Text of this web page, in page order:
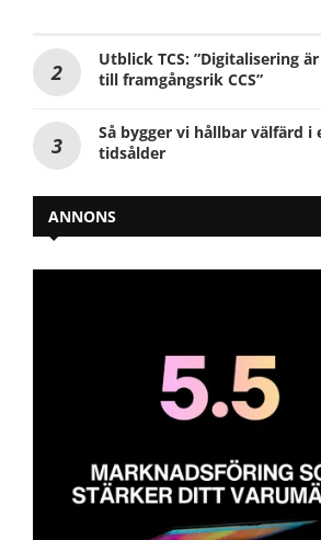
Utblick TCS: ”Digitalisering
till framgångsrik CCS”
Så bygger vi hållbar välfärd i
tidsålder
ANNONS